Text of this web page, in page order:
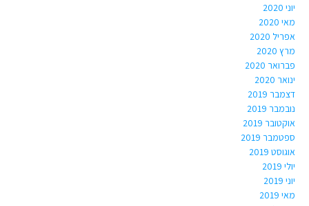
יוני 2020
מאי 2020
אפריל 2020
מרץ 2020
פברואר 2020
ינואר 2020
דצמבר 2019
נובמבר 2019
אוקטובר 2019
ספטמבר 2019
אוגוסט 2019
יולי 2019
יוני 2019
מאי 2019